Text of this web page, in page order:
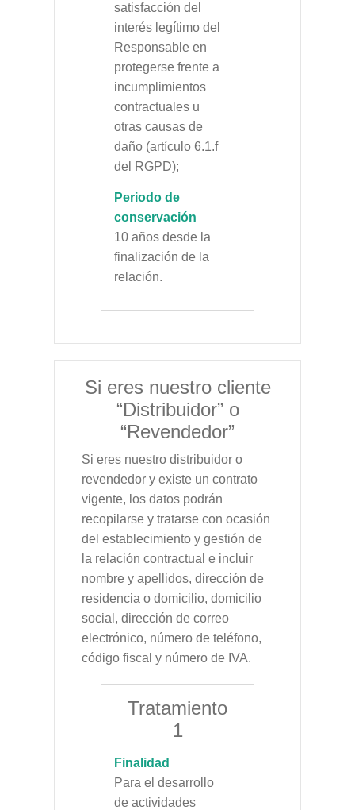
satisfacción del
interés legítimo del
Responsable en
protegerse frente a
incumplimientos
contractuales u
otras causas de
daño (artículo 6.1.f
del RGPD);
Periodo de
conservación
10 años desde la
finalización de la
relación.
Si eres nuestro cliente
“Distribuidor” o
“Revendedor”
Si eres nuestro distribuidor o
revendedor y existe un contrato
vigente, los datos podrán
recopilarse y tratarse con ocasión
del establecimiento y gestión de
la relación contractual e incluir
nombre y apellidos, dirección de
residencia o domicilio, domicilio
social, dirección de correo
electrónico, número de teléfono,
código fiscal y número de IVA.
Tratamiento
1
Finalidad
Para el desarrollo
de actividades